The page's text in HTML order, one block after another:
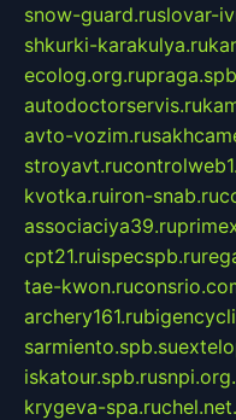
snow-guard.ruslovar-
shkurki-karakulya.ru
ecolog.org.ru
autodoctorservis.ru
avto-vozim.ru
stroyavt.ru
kvotka.ruiron-snab.ru
associaciya39.ru
cpt21.ruispecspb.ru
tae-kwon.ru
archery161.ru
sarmiento.spb.su
iskatour.spb.ru
krygeva-spa.ru